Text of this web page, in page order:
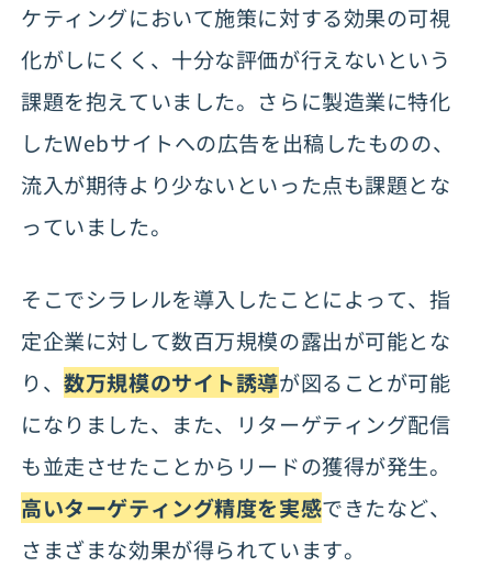
ケティングにおいて施策に対する効果の可視
化がしにくく、十分な評価が行えないという
課題を抱えていました。さらに製造業に特化
したWebサイトへの広告を出稿したものの、
流入が期待より少ないといった点も課題とな
っていました。
そこでシラレルを導入したことによって、指
定企業に対して数百万規模の露出が可能とな
り、数万規模のサイト誘導が図ることが可能
になりました、また、リターゲティング配信
も並走させたことからリードの獲得が発生。
高いターゲティング精度を実感できたなど、
さまざまな効果が得られています。